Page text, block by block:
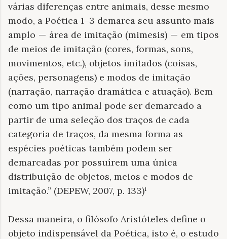
várias diferenças entre animais, desse mesmo
modo, a Poética 1–3 demarca seu assunto mais
amplo — área de imitação (mimesis) — em tipos
de meios de imitação (cores, formas, sons,
movimentos, etc.), objetos imitados (coisas,
ações, personagens) e modos de imitação
(narração, narração dramática e atuação). Bem
como um tipo animal pode ser demarcado a
partir de uma seleção dos traços de cada
categoria de traços, da mesma forma as
espécies poéticas também podem ser
demarcadas por possuírem uma única
distribuição de objetos, meios e modos de
imitação.” (DEPEW, 2007, p. 133)¹
Dessa maneira, o filósofo Aristóteles define o
objeto indispensável da Poética, isto é, o estudo